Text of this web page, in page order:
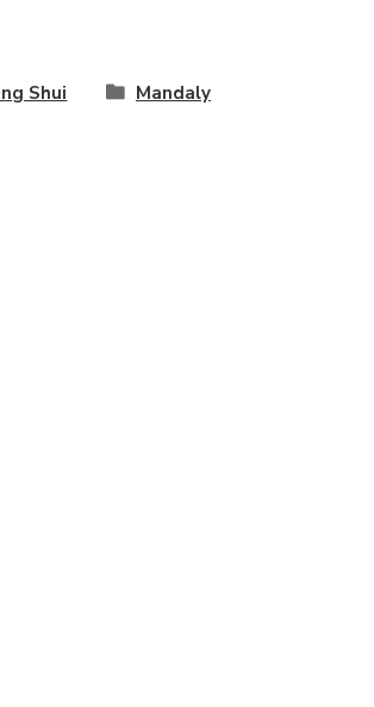
Shui Mandaly